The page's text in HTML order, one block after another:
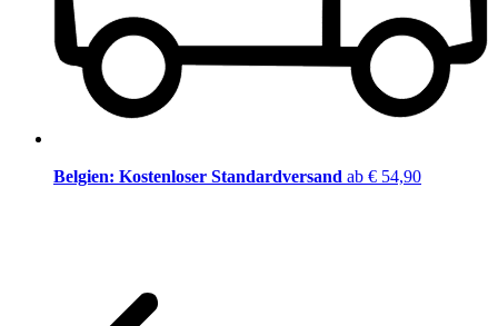
Belgien: Kostenloser Standardversand ab € 54,90